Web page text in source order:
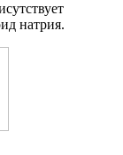
натрия.